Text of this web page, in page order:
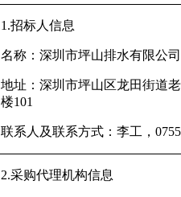
1.招标人信息
名称：深圳市坪山排水有限公司
地址：深圳市坪山区龙田街道
楼101
联系人及联系方式：李工，
2.采购代理机构信息